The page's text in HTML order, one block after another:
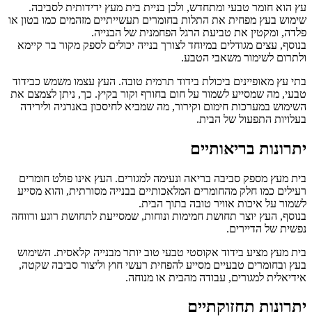
עץ הוא חומר טבעי ומתחדש, ולכן בניית בית מעץ ידידותית לסביבה.
שימוש בעץ מפחית את התלות בחומרים תעשייתיים מזהמים כמו בטון או
פלדה, ומקטין את טביעת הרגל הפחמנית של הבנייה.
בנוסף, עצים מגודלים במיוחד לצורך בנייה יכולים לספק מקור בר קיימא
ולתרום לשימור משאבי הטבע.
בתי עץ מאופיינים ביכולת בידוד תרמית טובה. העץ עצמו משמש כבידוד
טבעי, מה שמסייע לשמור על חום בחורף וקור בקיץ. כך, ניתן לצמצם את
השימוש במערכות חימום וקירור, מה שמביא לחיסכון באנרגיה ולירידה
בעלויות התפעול של הבית.
יתרונות בריאותיים
בית מעץ מספק סביבה בריאה ונעימה למגורים. העץ אינו פולט חומרים
רעילים כמו חלק מהחומרים המלאכותיים בבנייה מסורתית, והוא מסייע
לשמור על איכות אוויר טובה בתוך הבית.
בנוסף, העץ יוצר תחושת חמימות ונוחות, שמסייעת לתחושת רוגע ורווחה
נפשית של הדיירים.
בית מעץ מציע בידוד אקוסטי טבעי טוב יותר מבנייה קלאסית. השימוש
בעץ ובחומרים טבעיים מסייע להפחית רעשי חוץ וליצור סביבה שקטה,
אידיאלית למגורים, עבודה מהבית או מנוחה.
יתרונות תחזוקתיים